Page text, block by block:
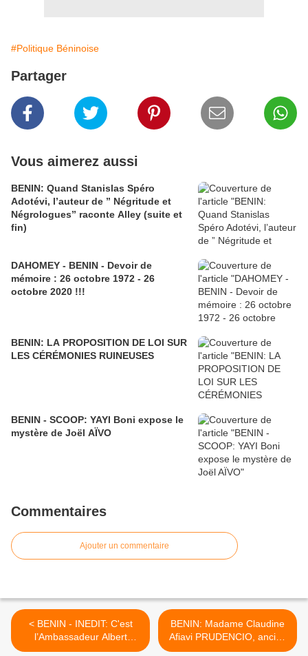
#Politique Béninoise
Partager
Vous aimerez aussi
BENIN: Quand Stanislas Spéro
Adotévi, l’auteur de ” Négritude et
Négrologues” raconte Alley (suite et
fin)
DAHOMEY - BENIN - Devoir de
mémoire : 26 octobre 1972 - 26
octobre 2020 !!!
BENIN: LA PROPOSITION DE LOI SUR
LES CÉRÉMONIES RUINEUSES
BENIN - SCOOP: YAYI Boni expose le
mystère de Joël AÏVO
Commentaires
Ajouter un commentaire
< BENIN - INEDIT: C'est
l’Ambassadeur Albert
AGOSSOU qui a décidé
BENIN: Madame Claudine
Afiavi PRUDENCIO, ancien
Ministre et actuellement